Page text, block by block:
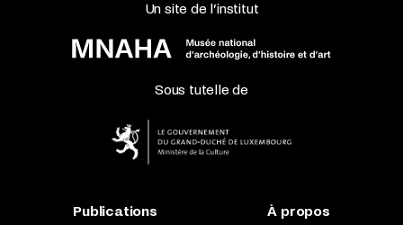
Un site de l’institut
Sous tutelle de
Publications À propos